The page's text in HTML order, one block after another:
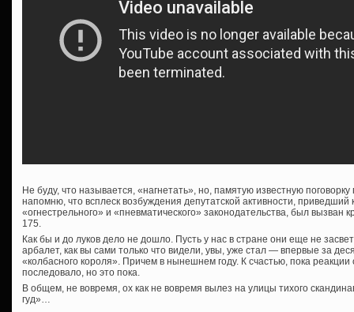
Не буду, что называется, «нагнетать», но, памятую известную
напомню, что всплеск возбуждения депутатской активности, приведший
«огнестрельного» и «пневматического» законодательства, был
175.
Как бы и до луков дело не дошло. Пусть у нас в стране они еще не
арбалет, как вы сами только что видели, увы, уже стал — впервые за
«колбасного короля». Причем в нынешнем году. К счастью, пока
последовало, но это пока.
В общем, не вовремя, ох как не вовремя вылез на улицы тихого
гуд»…